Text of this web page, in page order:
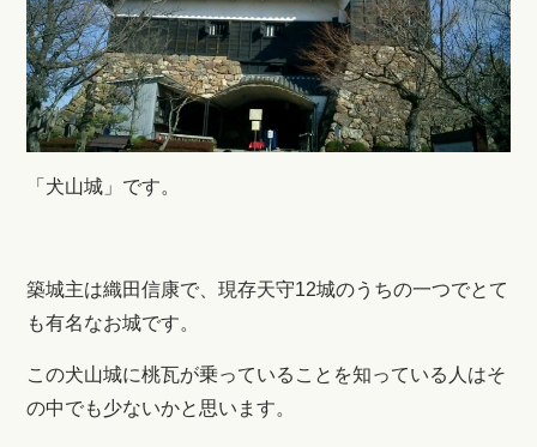
「犬山城」です。
築城主は織田信康で、現存天守12城のうちの一つでとて
も有名なお城です。
この犬山城に桃瓦が乗っていることを知っている人はそ
の中でも少ないかと思います。